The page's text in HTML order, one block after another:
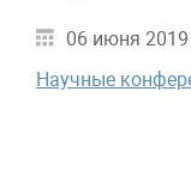
06 июня 2019
Научные